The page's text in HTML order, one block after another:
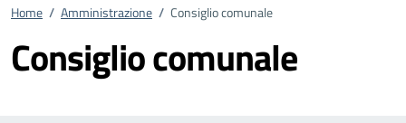
Home / Amministrazione / Consiglio comunale
Consiglio comunale